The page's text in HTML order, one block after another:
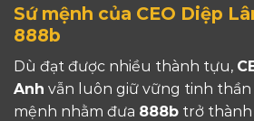
Sứ mệnh của CEO Diệp
888b
Dù đạt được nhiều thành tựu,
Anh vẫn luôn giữ vững tinh thần
mệnh nhằm đưa 888b trở thành